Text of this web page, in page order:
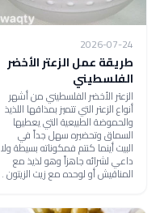
2026-07-24
طريقة عمل الزعتر الأخضر
الفلسطيني
الزعتر الأخضر الفلسطيني من أشهر
أنواع الزعتر التي تتميز بمذاقها اللذيذ
والحموضة الطبيعية التي يعطيها
السماق وتحضيره سهل جداً في
البيت أينما كنتم فمكوناته بسيطة ولا
داعي لشرائه جاهزاً وهو لذيذ مع
المناقيش أو لوحده مع زيت الزيتون .